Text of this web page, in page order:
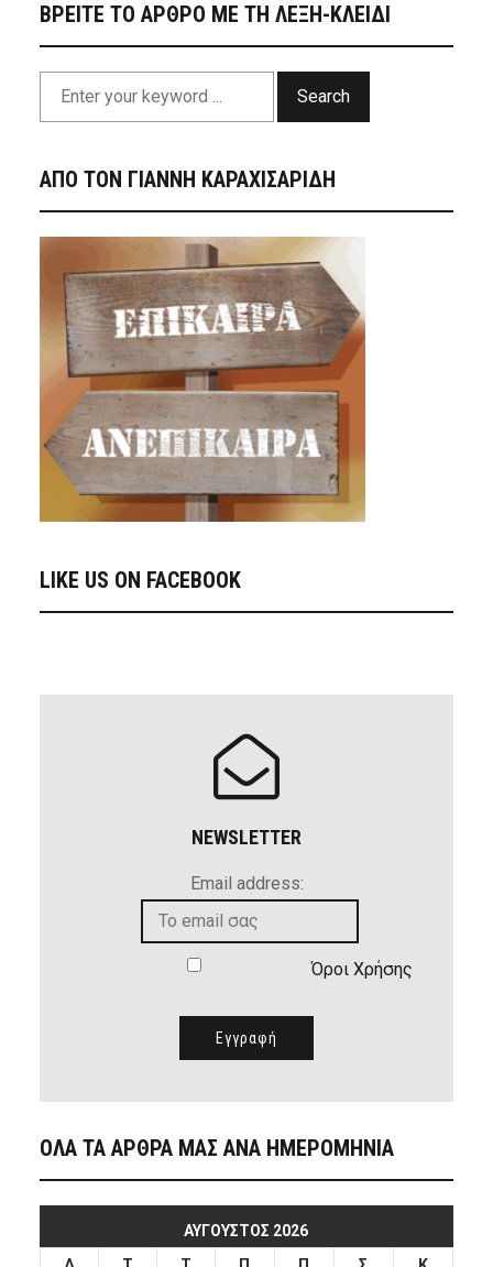
ΒΡΕΙΤΕ ΤΟ ΑΡΘΡΟ ΜΕ ΤΗ ΛΕΞΗ-ΚΛΕΙΔΙ
Search
ΑΠΟ ΤΟΝ ΓΙΑΝΝΗ ΚΑΡΑΧΙΣΑΡΙΔΗ
LIKE US ON FACEBOOK
NEWSLETTER
Email address:
Όροι Χρήσης
ΟΛΑ ΤΑ ΑΡΘΡΑ ΜΑΣ ΑΝΑ ΗΜΕΡΟΜΗΝΙΑ
ΑΎΓΟΥΣΤΟΣ 2026